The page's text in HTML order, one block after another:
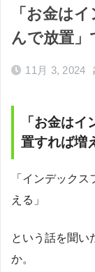
「お金は
んで放置」
11月 3, 2024
「お金は
置すれば増
「インデック
える」
という話を聞い
か。